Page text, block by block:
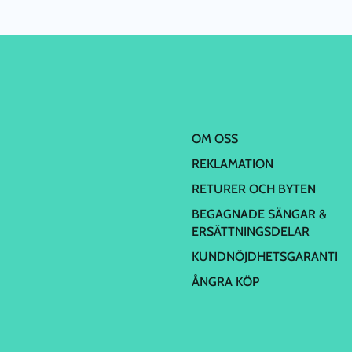
OM OSS
REKLAMATION
RETURER OCH BYTEN
BEGAGNADE SÄNGAR &
ERSÄTTNINGSDELAR
KUNDNÖJDHETSGARANTI
ÅNGRA KÖP